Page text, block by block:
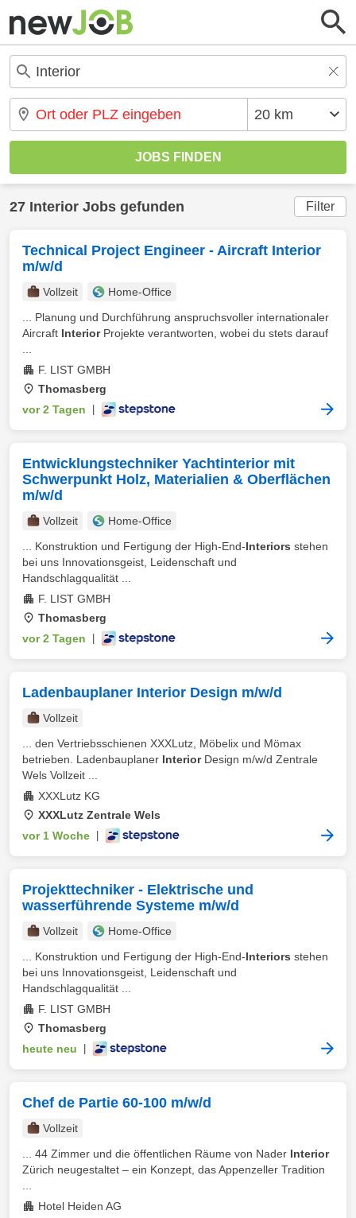
27 Interior Jobs gefunden Filter
Technical Project Engineer - Aircraft Interior
m/w/d
Vollzeit
Home-Office
... Planung und Durchführung anspruchsvoller internationaler
Aircraft InteriorProjekte verantworten, wobei du stets darauf
F. LIST GMBH
Thomasberg
vor 2 Tagen
Entwicklungstechniker Yachtinterior mit
Schwerpunkt Holz, Materialien & Oberflächen
m/w/d
Vollzeit
Home-Office
... Konstruktion und Fertigung der High-End-Interiors stehen
bei uns Innovationsgeist, Leidenschaft und
Handschlagqualität ...
F. LIST GMBH
Thomasberg
vor 2 Tagen
Ladenbauplaner Interior Design m/w/d
Vollzeit
... den Vertriebsschienen XXXLutz, Möbelix und Mömax
betrieben. Ladenbauplaner InteriorDesign m/w/d Zentrale
Wels Vollzeit ...
XXXLutz KG
XXXLutz Zentrale Wels
vor 1 Woche
Projekttechniker - Elektrische und
wasserführende Systeme m/w/d
Vollzeit
Home-Office
... Konstruktion und Fertigung der High-End-Interiors stehen
bei uns Innovationsgeist, Leidenschaft und
Handschlagqualität ...
F. LIST GMBH
Thomasberg
heute neu
Chef de Partie 60-100 m/w/d
Vollzeit
... 44 Zimmer und die öffentlichen Räume von Nader Interior
Zürich neugestaltet – ein Konzept, das Appenzeller Tradition
Hotel Heiden AG